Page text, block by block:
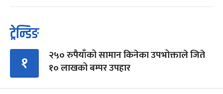
ट्रेन्डिङ
१
२५० रुपैयाँको सामान किनेका उपभोक्ताले जिते
१० लाखको बम्पर उपहार